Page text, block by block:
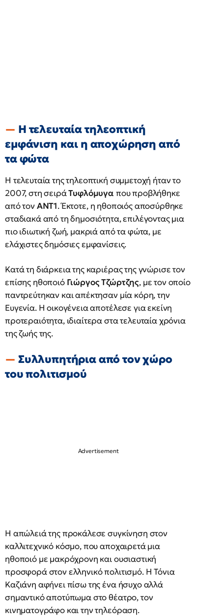
Η τελευταία τηλεοπτική
εμφάνιση και η αποχώρηση από
τα φώτα
Η τελευταία της τηλεοπτική συμμετοχή ήταν το
2007, στη σειράΤυφλόμυγα που προβλήθηκε
από τονANT1. Έκτοτε, η ηθοποιός αποσύρθηκε
σταδιακά από τη δημοσιότητα, επιλέγοντας μια
πιο ιδιωτική ζωή, μακριά από τα φώτα, με
ελάχιστες δημόσιες εμφανίσεις.
Κατά τη διάρκεια της καριέρας της γνώρισε τον
επίσης ηθοποιό Γιώργος Τζώρτζης, με τον οποίο
παντρεύτηκαν και απέκτησαν μία κόρη, την
Ευγενία. Η οικογένεια αποτέλεσε για εκείνη
προτεραιότητα, ιδιαίτερα στα τελευταία χρόνια
της ζωής της.
Συλλυπητήρια από τον χώρο
του πολιτισμού
Η απώλειά της προκάλεσε συγκίνηση στον
καλλιτεχνικό κόσμο, που αποχαιρετά μια
ηθοποιό με μακρόχρονη και ουσιαστική
προσφορά στον ελληνικό πολιτισμό. Η Τόνια
Καζιάνη αφήνει πίσω της ένα ήσυχο αλλά
σημαντικό αποτύπωμα στο θέατρο, τον
κινηματογράφο και την τηλεόραση.